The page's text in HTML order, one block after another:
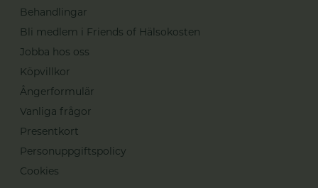
Behandlingar
Bli medlem i Friends of Hälsokosten
Jobba hos oss
Köpvillkor
Ångerformulär
Vanliga frågor
Presentkort
Personuppgiftspolicy
Cookies